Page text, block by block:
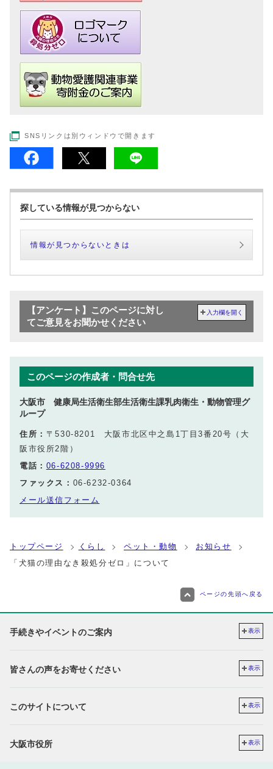
SNSリンクは別ウィンドウで開きます
探している情報が見つからない
情報が見つからないときは
【アンケート】このページに対し
てご意見をお聞かせください
入力欄を開く
このページの作成者・問合せ先
大阪市 健康局生活衛生部生活衛生課乳肉衛生・動物管理グ
ループ
住所： 〒530-8201 大阪市北区中之島1丁目3番20号（大
阪市役所2階）
電話： 06-6208-9996
ファックス： 06-6232-0364
メール送信フォーム
トップページ くらし ペット・動物
お知らせ
「犬猫の理由なき殺処分ゼロ」について
ページの先頭へ戻る
手続きやイベントのご案内 表示
皆さんの声をお寄せください 表示
このサイトについて 表示
大阪市役所 表示